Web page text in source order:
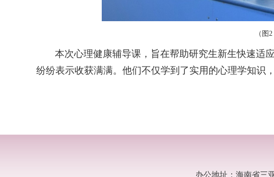
（图
本次心理健康辅导课， 旨在帮助研究生新生快速适应
纷纷表示收获满满。 他们不仅学到了实用的心理学知识
办公地址：海南省三